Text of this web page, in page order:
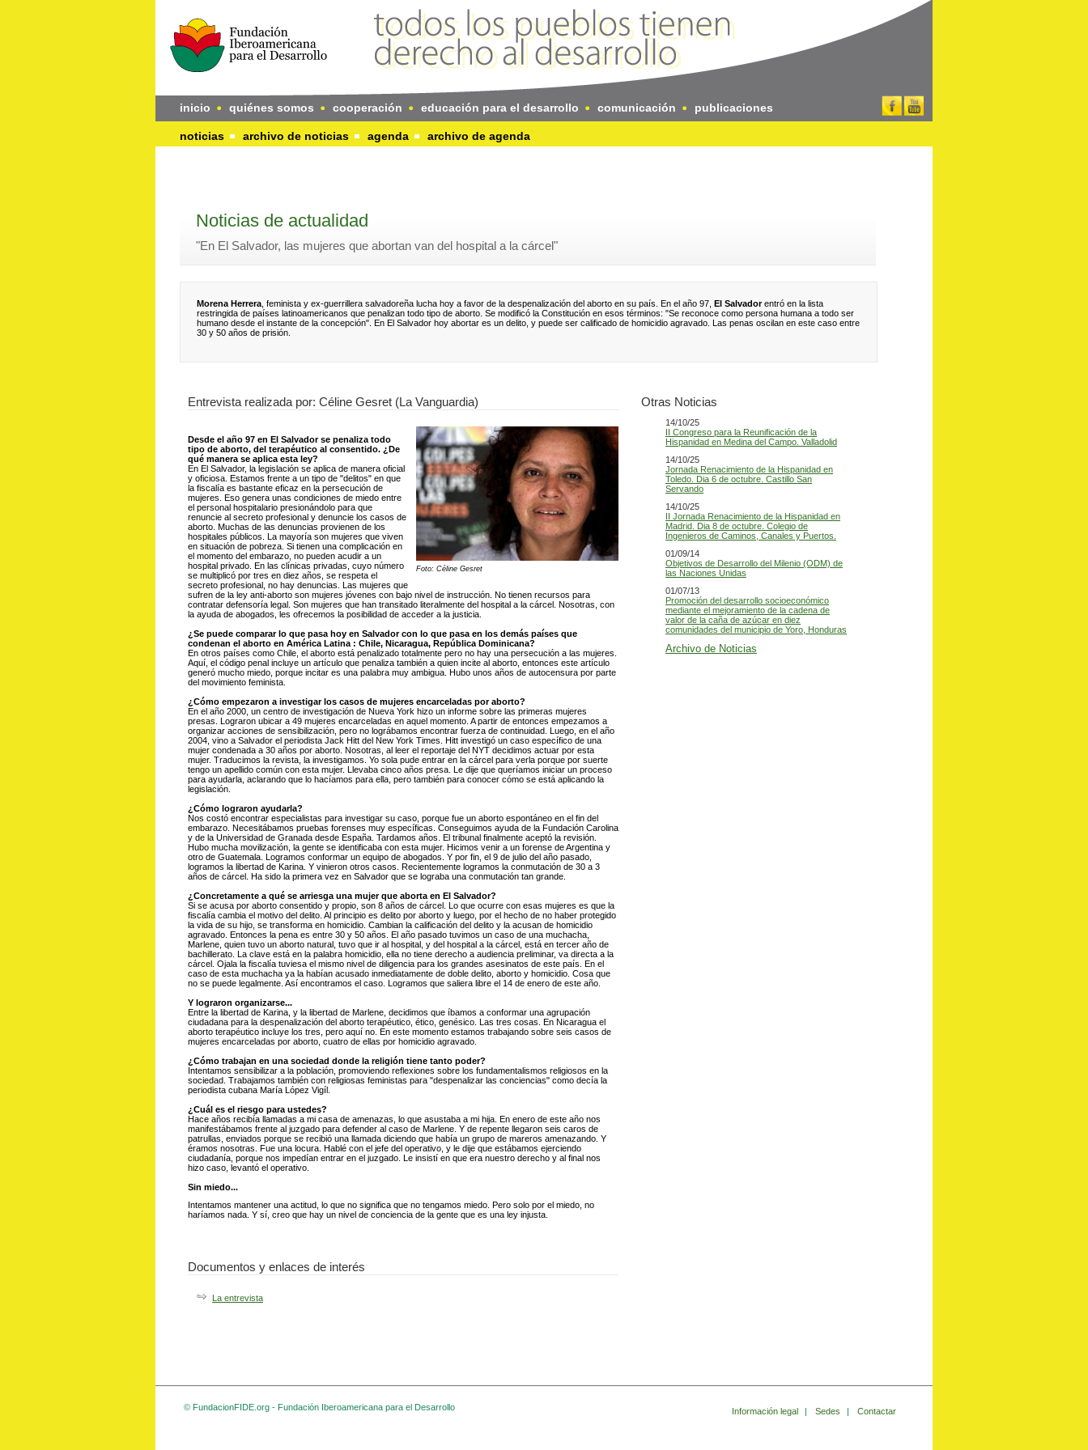
inicio quiénes somos cooperación educación para el desarrollo comunicación publicaciones
noticias archivo de noticias agenda archivo de agenda
Noticias de actualidad
"En El Salvador, las mujeres que abortan van del hospital a la cárcel"
Morena Herrera , feminista y ex-guerrillera salvadoreña lucha hoy a favor de la despenalización del aborto en su país. En el año 97, El Salvadorentró en la lista
restringida de países latinoamericanos que penalizan todo tipo de aborto. Se modificó la Constitución en esos términos: "Se reconoce como persona humana a todo ser
humano desde el instante de la concepción". En El Salvador hoy abortar es un delito, y puede ser calificado de homicidio agravado. Las penas oscilan en este caso entre
30 y 50 años de prisión.
Entrevista realizada por: Céline Gesret (La Vanguardia)
Foto: Céline Gesret
Desde el año 97 en El Salvador se penaliza todo
tipo de aborto, del terapéutico al consentido. ¿De
qué manera se aplica esta ley?
En El Salvador, la legislación se aplica de manera oficial
y oficiosa. Estamos frente a un tipo de "delitos" en que
la fiscalía es bastante eficaz en la persecución de
mujeres. Eso genera unas condiciones de miedo entre
el personal hospitalario presionándolo para que
renuncie al secreto profesional y denuncie los casos de
aborto. Muchas de las denuncias provienen de los
hospitales públicos. La mayoría son mujeres que viven
en situación de pobreza. Si tienen una complicación en
el momento del embarazo, no pueden acudir a un
hospital privado. En las clínicas privadas, cuyo número
se multiplicó por tres en diez años, se respeta el
secreto profesional, no hay denuncias. Las mujeres que
sufren de la ley anti-aborto son mujeres jóvenes con bajo nivel de instrucción. No tienen recursos para
contratar defensoría legal. Son mujeres que han transitado literalmente del hospital a la cárcel. Nosotras, con
la ayuda de abogados, les ofrecemos la posibilidad de acceder a la justicia.
¿Se puede comparar lo que pasa hoy en Salvador con lo que pasa en los demás países que
condenan el aborto en América Latina : Chile, Nicaragua, República Dominicana?
En otros países como Chile, el aborto está penalizado totalmente pero no hay una persecución a las mujeres.
Aquí, el código penal incluye un artículo que penaliza también a quien incite al aborto, entonces este artículo
generó mucho miedo, porque incitar es una palabra muy ambigua. Hubo unos años de autocensura por parte
del movimiento feminista.
¿Cómo empezaron a investigar los casos de mujeres encarceladas por aborto?
En el año 2000, un centro de investigación de Nueva York hizo un informe sobre las primeras mujeres
presas. Lograron ubicar a 49 mujeres encarceladas en aquel momento. A partir de entonces empezamos a
organizar acciones de sensibilización, pero no lográbamos encontrar fuerza de continuidad. Luego, en el año
2004, vino a Salvador el periodista Jack Hitt del New York Times. Hitt investigó un caso específico de una
mujer condenada a 30 años por aborto. Nosotras, al leer el reportaje del NYT decidimos actuar por esta
mujer. Traducimos la revista, la investigamos. Yo sola pude entrar en la cárcel para verla porque por suerte
tengo un apellido común con esta mujer. Llevaba cinco años presa. Le dije que queríamos iniciar un proceso
para ayudarla, aclarando que lo hacíamos para ella, pero también para conocer cómo se está aplicando la
legislación.
¿Cómo lograron ayudarla?
Nos costó encontrar especialistas para investigar su caso, porque fue un aborto espontáneo en el fin del
embarazo. Necesitábamos pruebas forenses muy específicas. Conseguimos ayuda de la Fundación Carolina
y de la Universidad de Granada desde España. Tardamos años. El tribunal finalmente aceptó la revisión.
Hubo mucha movilización, la gente se identificaba con esta mujer. Hicimos venir a un forense de Argentina y
otro de Guatemala. Logramos conformar un equipo de abogados. Y por fin, el 9 de julio del año pasado,
logramos la libertad de Karina. Y vinieron otros casos. Recientemente logramos la conmutación de 30 a 3
años de cárcel. Ha sido la primera vez en Salvador que se lograba una conmutación tan grande.
¿Concretamente a qué se arriesga una mujer que aborta en El Salvador?
Si se acusa por aborto consentido y propio, son 8 años de cárcel. Lo que ocurre con esas mujeres es que la
fiscalía cambia el motivo del delito. Al principio es delito por aborto y luego, por el hecho de no haber protegido
la vida de su hijo, se transforma en homicidio. Cambian la calificación del delito y la acusan de homicidio
agravado. Entonces la pena es entre 30 y 50 años. El año pasado tuvimos un caso de una muchacha,
Marlene, quien tuvo un aborto natural, tuvo que ir al hospital, y del hospital a la cárcel, está en tercer año de
bachillerato. La clave está en la palabra homicidio, ella no tiene derecho a audiencia preliminar, va directa a la
cárcel. Ojala la fiscalía tuviesa el mismo nivel de diligencia para los grandes asesinatos de este país. En el
caso de esta muchacha ya la habían acusado inmediatamente de doble delito, aborto y homicidio. Cosa que
no se puede legalmente. Así encontramos el caso. Logramos que saliera libre el 14 de enero de este año.
Y lograron organizarse...
Entre la libertad de Karina, y la libertad de Marlene, decidimos que íbamos a conformar una agrupación
ciudadana para la despenalización del aborto terapéutico, ético, genésico. Las tres cosas. En Nicaragua el
aborto terapéutico incluye los tres, pero aquí no. En este momento estamos trabajando sobre seis casos de
mujeres encarceladas por aborto, cuatro de ellas por homicidio agravado.
¿Cómo trabajan en una sociedad donde la religión tiene tanto poder?
Intentamos sensibilizar a la población, promoviendo reflexiones sobre los fundamentalismos religiosos en la
sociedad. Trabajamos también con religiosas feministas para "despenalizar las conciencias" como decía la
periodista cubana María López Vigíl.
¿Cuál es el riesgo para ustedes?
Hace años recibía llamadas a mi casa de amenazas, lo que asustaba a mi hija. En enero de este año nos
manifestábamos frente al juzgado para defender al caso de Marlene. Y de repente llegaron seis caros de
patrullas, enviados porque se recibió una llamada diciendo que había un grupo de mareros amenazando. Y
éramos nosotras. Fue una locura. Hablé con el jefe del operativo, y le dije que estábamos ejerciendo
ciudadanía, porque nos impedían entrar en el juzgado. Le insistí en que era nuestro derecho y al final nos
hizo caso, levantó el operativo.
Sin miedo...
Intentamos mantener una actitud, lo que no significa que no tengamos miedo. Pero solo por el miedo, no
haríamos nada. Y sí, creo que hay un nivel de conciencia de la gente que es una ley injusta.
Documentos y enlaces de interés
La entrevista
Otras Noticias
14/10/25
II Congreso para la Reunificación de la
Hispanidad en Medina del Campo. Valladolid
14/10/25
Jornada Renacimiento de la Hispanidad en
Toledo. Dia 6 de octubre. Castillo San
Servando
14/10/25
II Jornada Renacimiento de la Hispanidad en
Madrid. Dia 8 de octubre. Colegio de
Ingenieros de Caminos, Canales y Puertos.
01/09/14
Objetivos de Desarrollo del Milenio (ODM) de
las Naciones Unidas
01/07/13
Promoción del desarrollo socioeconómico
mediante el mejoramiento de la cadena de
valor de la caña de azúcar en diez
comunidades del municipio de Yoro, Honduras
Archivo de Noticias
© FundacionFIDE.org - Fundación Iberoamericana para el Desarrollo Información legal | Sedes | Contactar